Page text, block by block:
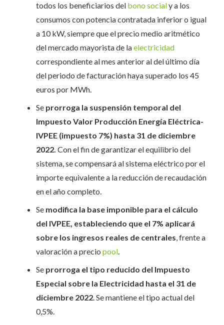
todos los beneficiarios del bono socialy a los
consumos con potencia contratada inferior o igual
a 10 kW, siempre que el precio medio aritmético
del mercado mayorista de laelectricidad
correspondiente al mes anterior al del último día
del periodo de facturación haya superado los 45
euros por MWh.
Se prorroga la suspensión temporal del
Impuesto Valor Producción Energía Eléctrica-
IVPEE (impuesto 7%) hasta 31 de diciembre
2022. Con el fin de garantizar el equilibrio del
sistema, se compensará al sistema eléctrico por el
importe equivalente a la reducción de recaudación
en el año completo.
Se modifica la base imponible para el cálculo
del IVPEE, estableciendo que el 7% aplicará
sobre los ingresos reales de centrales, frente a
valoración a precio pool.
Se prorroga el tipo reducido del Impuesto
Especial sobre la Electricidad hasta el 31 de
diciembre 2022. Se mantiene el tipo actual del
0,5%.